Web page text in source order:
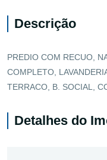
Descrição
PREDIO COM RECUO,
COMPLETO,
TERRACO, B. SOCIAL,
Detalhes do